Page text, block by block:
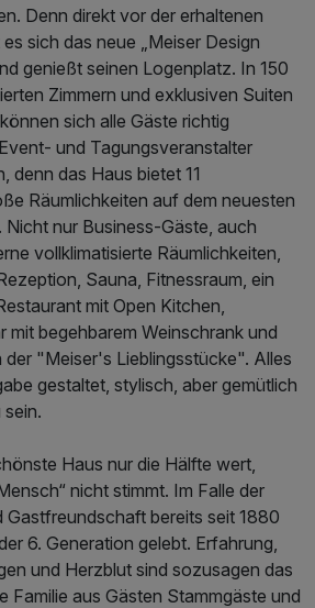
Denn direkt vor der erhaltenen
sich das neue „Meiser Design
genießt seinen Logenplatz. In 150
Zimmern und exklusiven Suiten
sich alle Gäste richtig
und Tagungsveranstalter
denn das Haus bietet 11
Räumlichkeiten auf dem neuesten
Nicht nur Business-Gäste, auch
vollklimatisierte Räumlichkeiten,
Sauna, Fitnessraum, ein
mit Open Kitchen,
mit begehbarem Weinschrank und
der "Meiser's Lieblingsstücke". Alles
gestaltet, stylisch, aber gemütlich
Haus nur die Hälfte wert,
nicht stimmt. Im Falle der
Gastfreundschaft bereits seit 1880
6. Generation gelebt. Erfahrung,
und Herzblut sind sozusagen das
Familie aus Gästen Stammgäste und